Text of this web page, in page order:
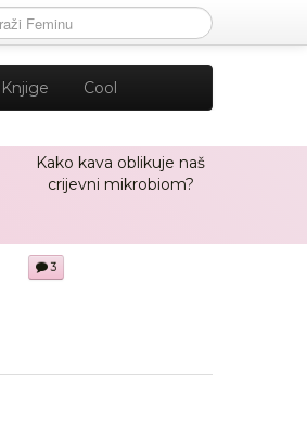
Knjige Cool
Kako kava oblikuje naš
crijevni mikrobiom?
3